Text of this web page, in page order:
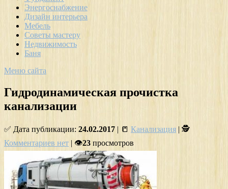
Энергоснабжение
Дизайн интерьера
Мебель
Советы мастеру
Недвижимость
Баня
Меню сайта
Гидродинамическая прочистка
канализации
✅ Дата публикации: 24.02.2017 | 📒 Канализация | 🕵
Комментариев нет | 👁23 просмотров